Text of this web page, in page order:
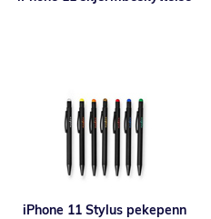
iPhone 11 Stylus pekepenn